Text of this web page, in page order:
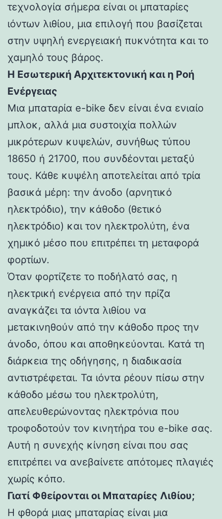
τεχνολογία σήμερα είναι οι μπαταρίες
ιόντων λιθίου, μια επιλογή που βασίζεται
στην υψηλή ενεργειακή πυκνότητα και το
χαμηλό τους βάρος.
Η Εσωτερική Αρχιτεκτονική και η Ροή
Ενέργειας
Μια μπαταρία e-bike δεν είναι ένα ενιαίο
μπλοκ, αλλά μια συστοιχία πολλών
μικρότερων κυψελών, συνήθως τύπου
18650 ή 21700, που συνδέονται μεταξύ
τους. Κάθε κυψέλη αποτελείται από τρία
βασικά μέρη: την άνοδο (αρνητικό
ηλεκτρόδιο), την κάθοδο (θετικό
ηλεκτρόδιο) και τον ηλεκτρολύτη, ένα
χημικό μέσο που επιτρέπει τη μεταφορά
φορτίων.
Όταν φορτίζετε το ποδήλατό σας, η
ηλεκτρική ενέργεια από την πρίζα
αναγκάζει τα ιόντα λιθίου να
μετακινηθούν από την κάθοδο προς την
άνοδο, όπου και αποθηκεύονται. Κατά τη
διάρκεια της οδήγησης, η διαδικασία
αντιστρέφεται. Τα ιόντα ρέουν πίσω στην
κάθοδο μέσω του ηλεκτρολύτη,
απελευθερώνοντας ηλεκτρόνια που
τροφοδοτούν τον κινητήρα του e-bike σας.
Αυτή η συνεχής κίνηση είναι που σας
επιτρέπει να ανεβαίνετε απότομες πλαγιές
χωρίς κόπο.
Γιατί Φθείρονται οι Μπαταρίες Λιθίου;
Η φθορά μιας μπαταρίας είναι μια